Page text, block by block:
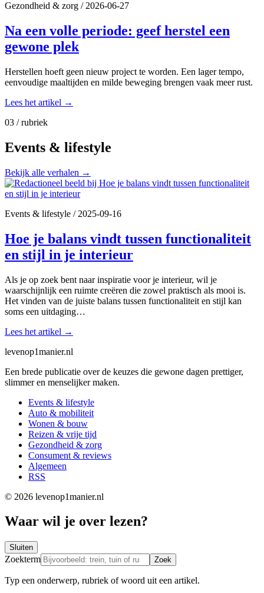
Gezondheid & zorg /2026-06-27
Na een volle periode: geef herstel een
gewone plek
Herstellen hoeft geen nieuw project te worden. Een lager tempo,
eenvoudige maaltijden en milde beweging brengen vaak meer rust.
Lees het artikel →
03 / rubriek
Events & lifestyle
Bekijk alle verhalen →
Events & lifestyle /2025-09-16
Hoe je balans vindt tussen functionaliteit
en stijl in je interieur
Als je op zoek bent naar inspiratie voor je interieur, wil je
waarschijnlijk een ruimte creëren die zowel praktisch als mooi is.
Het vinden van de juiste balans tussen functionaliteit en stijl kan
soms een uitdaging…
Lees het artikel →
levenop1manier.nl
Een brede publicatie over de keuzes die gewone dagen prettiger,
slimmer en menselijker maken.
Events & lifestyle
Auto & mobiliteit
Wonen & bouw
Reizen & vrije tijd
Gezondheid & zorg
Consument & reviews
Algemeen
RSS
© 2026 levenop1manier.nl
Waar wil je over lezen?
Sluiten
Zoekterm Zoek
Typ een onderwerp, rubriek of woord uit een artikel.